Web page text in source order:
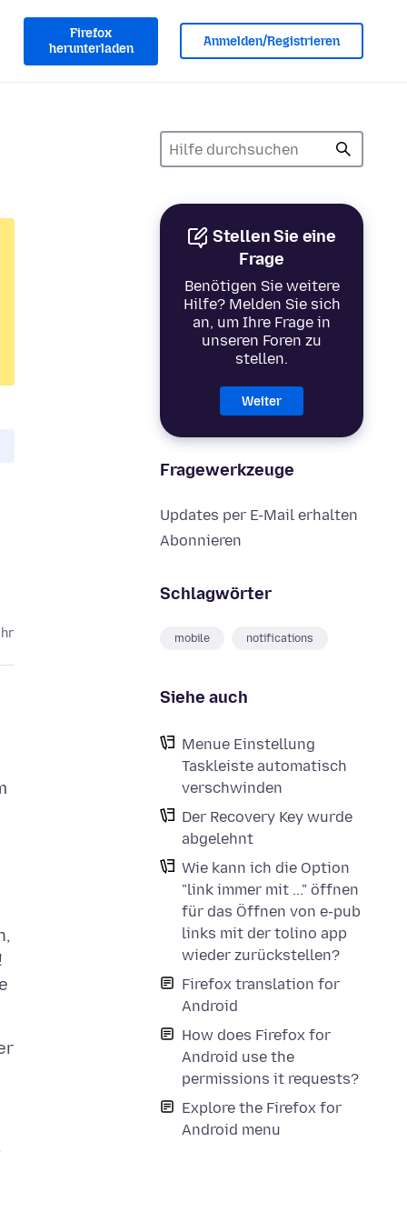
Firefox
herunterladen
Anmelden/Registrieren
Stellen Sie eine
Frage
Benötigen Sie weitere
Hilfe? Melden Sie sich
an, um Ihre Frage in
unseren Foren zu
stellen.
Weiter
Fragewerkzeuge
Updates per E-Mail erhalten
Abonnieren
Schlagwörter
mobile notifications
Siehe auch
Menue Einstellung
Taskleiste automatisch
verschwinden
Der Recovery Key wurde
abgelehnt
Wie kann ich die Option
"link immer mit ..." öffnen
für das Öffnen von e-pub
links mit der tolino app
wieder zurückstellen?
Firefox translation for
Android
How does Firefox for
Android use the
permissions it requests?
Explore the Firefox for
Android menu